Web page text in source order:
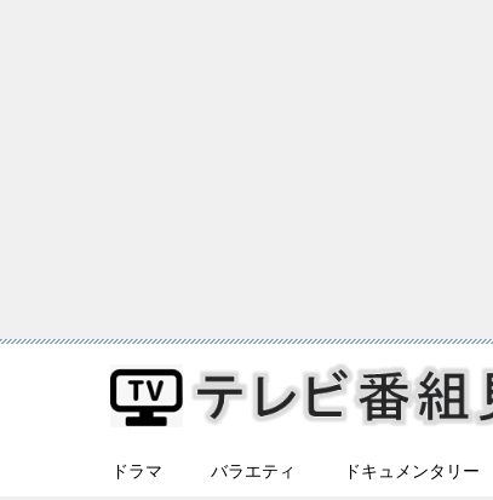
ドラマ バラエティ ドキュメンタリー